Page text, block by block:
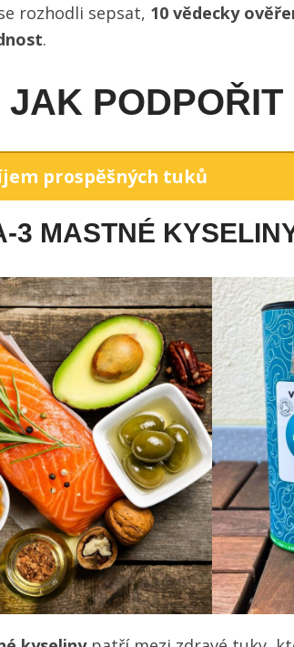
rozhodli sepsat, 10 vědecky
.
JAK
prospěšných tuků
3 MASTNÉ